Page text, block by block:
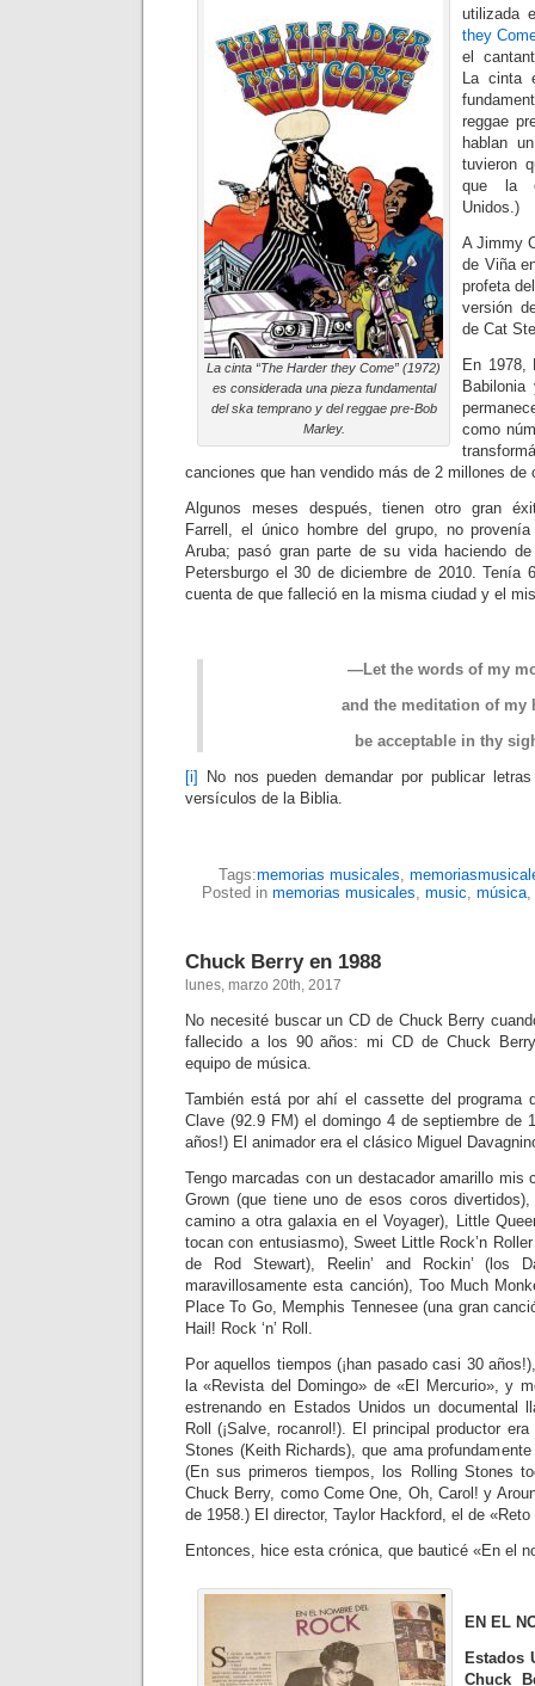
La cinta “The Harder they Come” (1972)
es considerada una pieza fundamental
del ska temprano y del reggae pre-Bob
Marley.
utilizada
they
el
La cinta
reggae
hablan
tuvieron
que la
Unidos.)
A Jimmy
de Viña
profeta
versión
de Cat
En 1978,
como
canciones que han vendido más de 2 millones de
Algunos meses después, tienen otro gran
Farrell, el único hombre del grupo, no
Aruba; pasó gran parte de su vida haciendo
Petersburgo el 30 de diciembre de 2010. Tenía
cuenta de que falleció en la misma ciudad y el
—Let the words of my
and the meditation of my
be acceptable in thy
[i]
No nos pueden demandar por publicar
versículos de la Biblia.
Tags:memorias musicales,
Posted in memorias musicales, music, música,
Chuck Berry en 1988
lunes, marzo 20th, 2017
No necesité buscar un CD de Chuck Berry
fallecido a los 90 años: mi CD de Chuck
equipo de música.
También está por ahí el cassette del programa
Clave (92.9 FM) el domingo 4 de septiembre de
años!) El animador era el clásico Miguel
Tengo marcadas con un destacador amarillo mis
Grown (que tiene uno de esos coros
camino a otra galaxia en el Voyager), Little
tocan con entusiasmo), Sweet Little Rock’n
de Rod Stewart), Reelin’ and Rockin’ (los
maravillosamente esta canción), Too Much
Place To Go, Memphis Tennesee (una gran
Hail! Rock ‘n’ Roll.
Por aquellos tiempos (¡han pasado casi 30
la «Revista del Domingo» de «El Mercurio», y
estrenando en Estados Unidos un documental
Roll (¡Salve, rocanrol!). El principal productor
Stones (Keith Richards), que ama
(En sus primeros tiempos, los Rolling Stones
Chuck Berry, como Come One, Oh, Carol! y
de 1958.) El director, Taylor Hackford, el de
Entonces, hice esta crónica, que bauticé «En el
EN EL
Estados
Chuck